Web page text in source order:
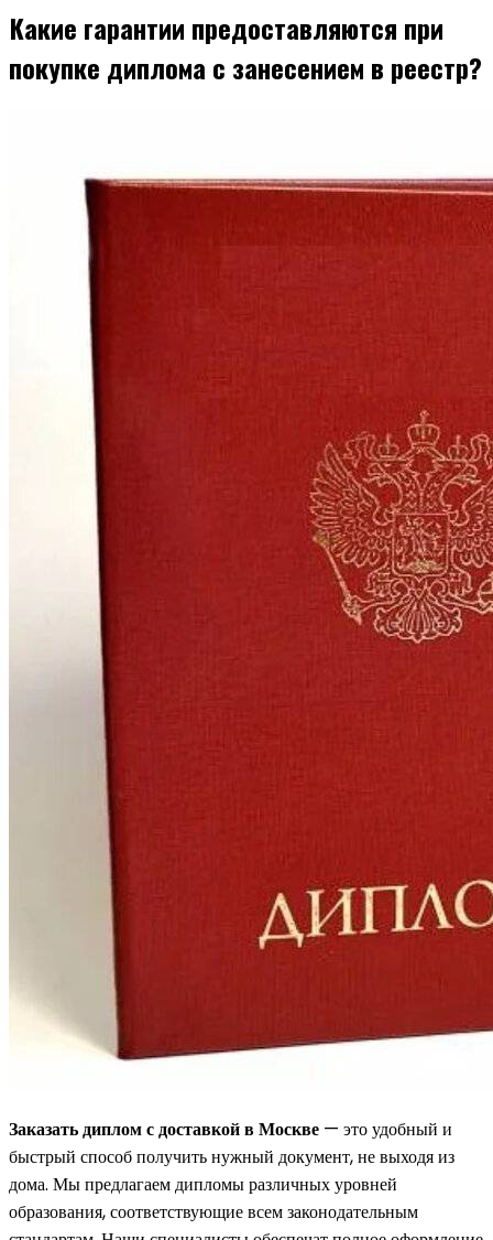
Какие гарантии предоставляются при
покупке диплома с занесением в реестр?
Заказать диплом с доставкой в Москве — это удобный и
быстрый способ получить нужный документ, не выходя из
дома. Мы предлагаем дипломы различных уровней
образования, соответствующие всем законодательным